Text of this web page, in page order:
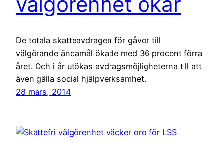
De totala skatteavdragen för gåvor till
välgörande ändamål ökade med 36 procent förra
året. Och i år utökas avdragsmöjligheterna till att
även gälla social hjälpverksamhet.
28 mars, 2014